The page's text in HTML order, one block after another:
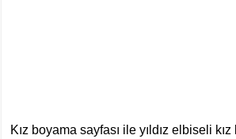
Kız boyama sayfası ile yıldız elbiseli